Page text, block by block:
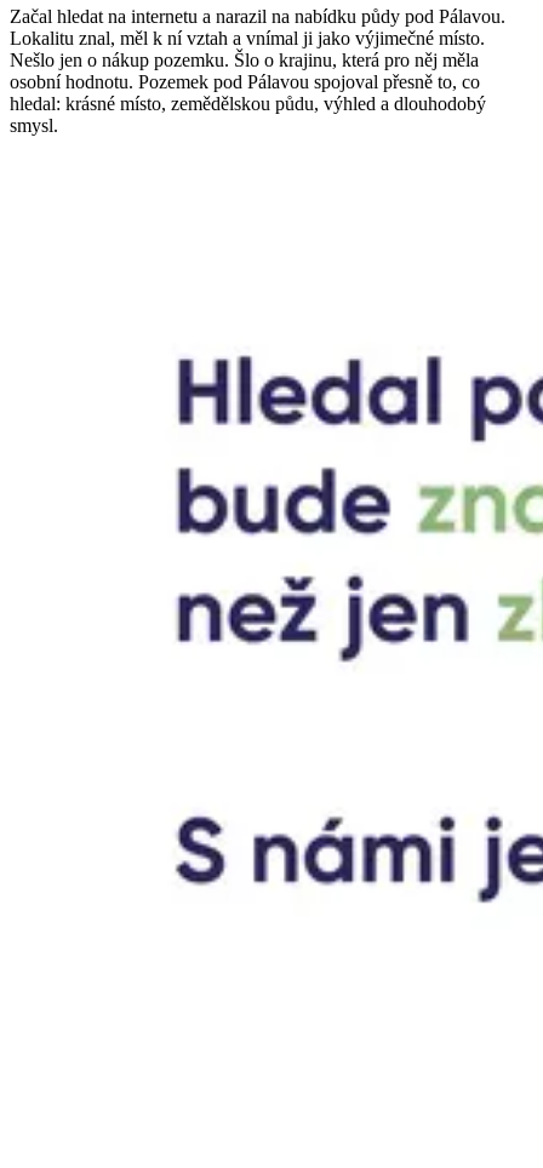
Začal hledat na internetu a narazil na nabídku půdy pod Pálavou.
Lokalitu znal, měl k ní vztah a vnímal ji jako výjimečné místo.
Nešlo jen o nákup pozemku. Šlo o krajinu, která pro něj měla
osobní hodnotu. Pozemek pod Pálavou spojoval přesně to, co
hledal: krásné místo, zemědělskou půdu, výhled a dlouhodobý
smysl.